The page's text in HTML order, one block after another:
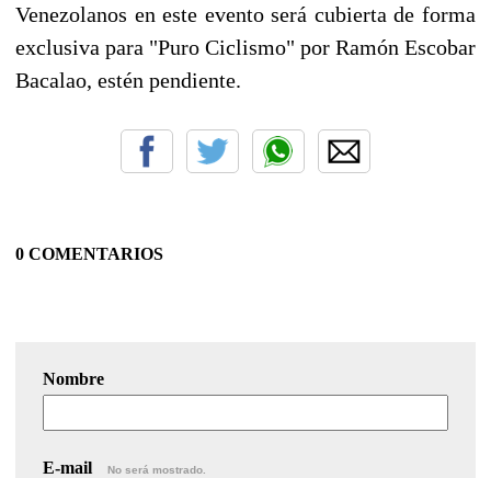
Venezolanos en este evento será cubierta de forma
exclusiva para "Puro Ciclismo" por Ramón Escobar
Bacalao, estén pendiente.
0 COMENTARIOS
Nombre
E-mail No será mostrado.